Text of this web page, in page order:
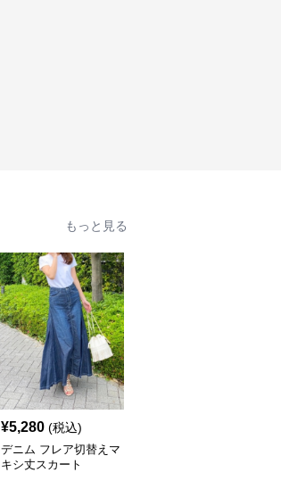
もっと見る
¥5,280 (税込)
デニム フレア切替えマ
キシ丈スカート